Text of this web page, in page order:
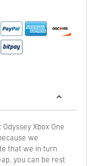
Xbox One
we
that we in turn
you can be rest